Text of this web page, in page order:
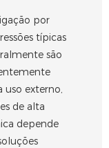
por
típicas
são
uso externo,
de alta
depende